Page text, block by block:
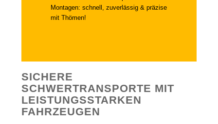
Montagen: schnell, zuverlässig & präzise
mit Thömen!
SICHERE
SCHWERTRANSPORTE MIT
LEISTUNGSSTARKEN
FAHRZEUGEN